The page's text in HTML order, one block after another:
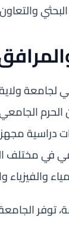
البحثي
لجامعة
الحرم
دراسية
في مختلف
والفيزياء
توفر